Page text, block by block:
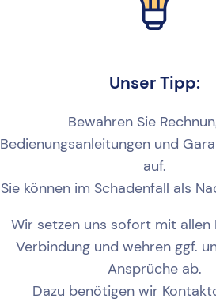
Unser Tipp:
Bewahren Sie
Bedienungsanleitungen und
auf.
Sie können im Schadenfall als
Wir setzen uns sofort mit allen
Verbindung und wehren ggf.
Ansprüche ab.
Dazu benötigen wir